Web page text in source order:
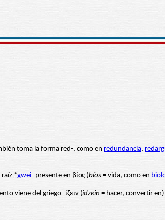
toma la forma red-, como en redundancia,
raíz *gwei- presente en βίος (bíos = vida, como en
viene del griego -ίζειν (idzein = hacer, convertir